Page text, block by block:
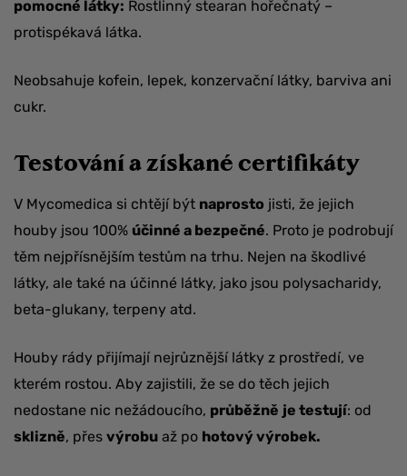
pomocné látky: Rostlinný stearan hořečnatý –
protispékavá látka.
Neobsahuje kofein, lepek, konzervační látky, barviva ani
cukr.
Testování a získané certifikáty
V Mycomedica si chtějí být naprosto jisti, že jejich
houby jsou 100% účinné a bezpečné. Proto je podrobují
těm nejpřísnějším testům na trhu. Nejen na škodlivé
látky, ale také na účinné látky, jako jsou polysacharidy,
beta-glukany, terpeny atd.
Houby rády přijímají nejrůznější látky z prostředí, ve
kterém rostou. Aby zajistili, že se do těch jejich
nedostane nic nežádoucího, průběžně je testují: od
sklizně, přes výrobu až po hotový výrobek.